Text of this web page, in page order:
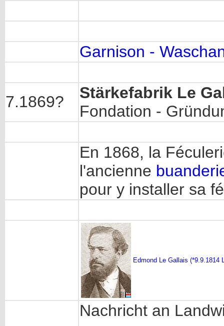
Garnison -
7.1869?
Stärkefabrik Le
Fondation -
En 1868, la
l'ancienne
pour y installer sa
Edmond Le Gallais (*9.9.1814
Nachricht an